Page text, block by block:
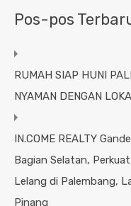
Pos-pos
RUMAH SIAP HUNI
NYAMAN DENGAN
IN.COME REALTY
Bagian Selatan,
Lelang di Palembang,
Pinang